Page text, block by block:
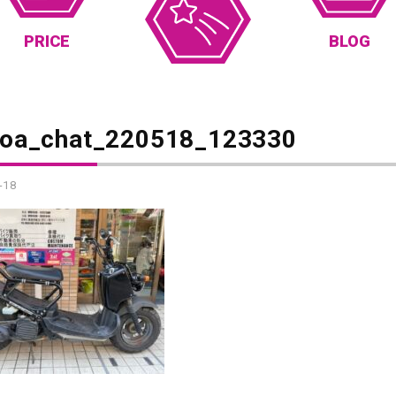
PRICE BLOG
18